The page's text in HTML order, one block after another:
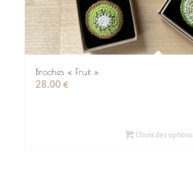
Broches « Fruit »
28.00 €
Choix des options